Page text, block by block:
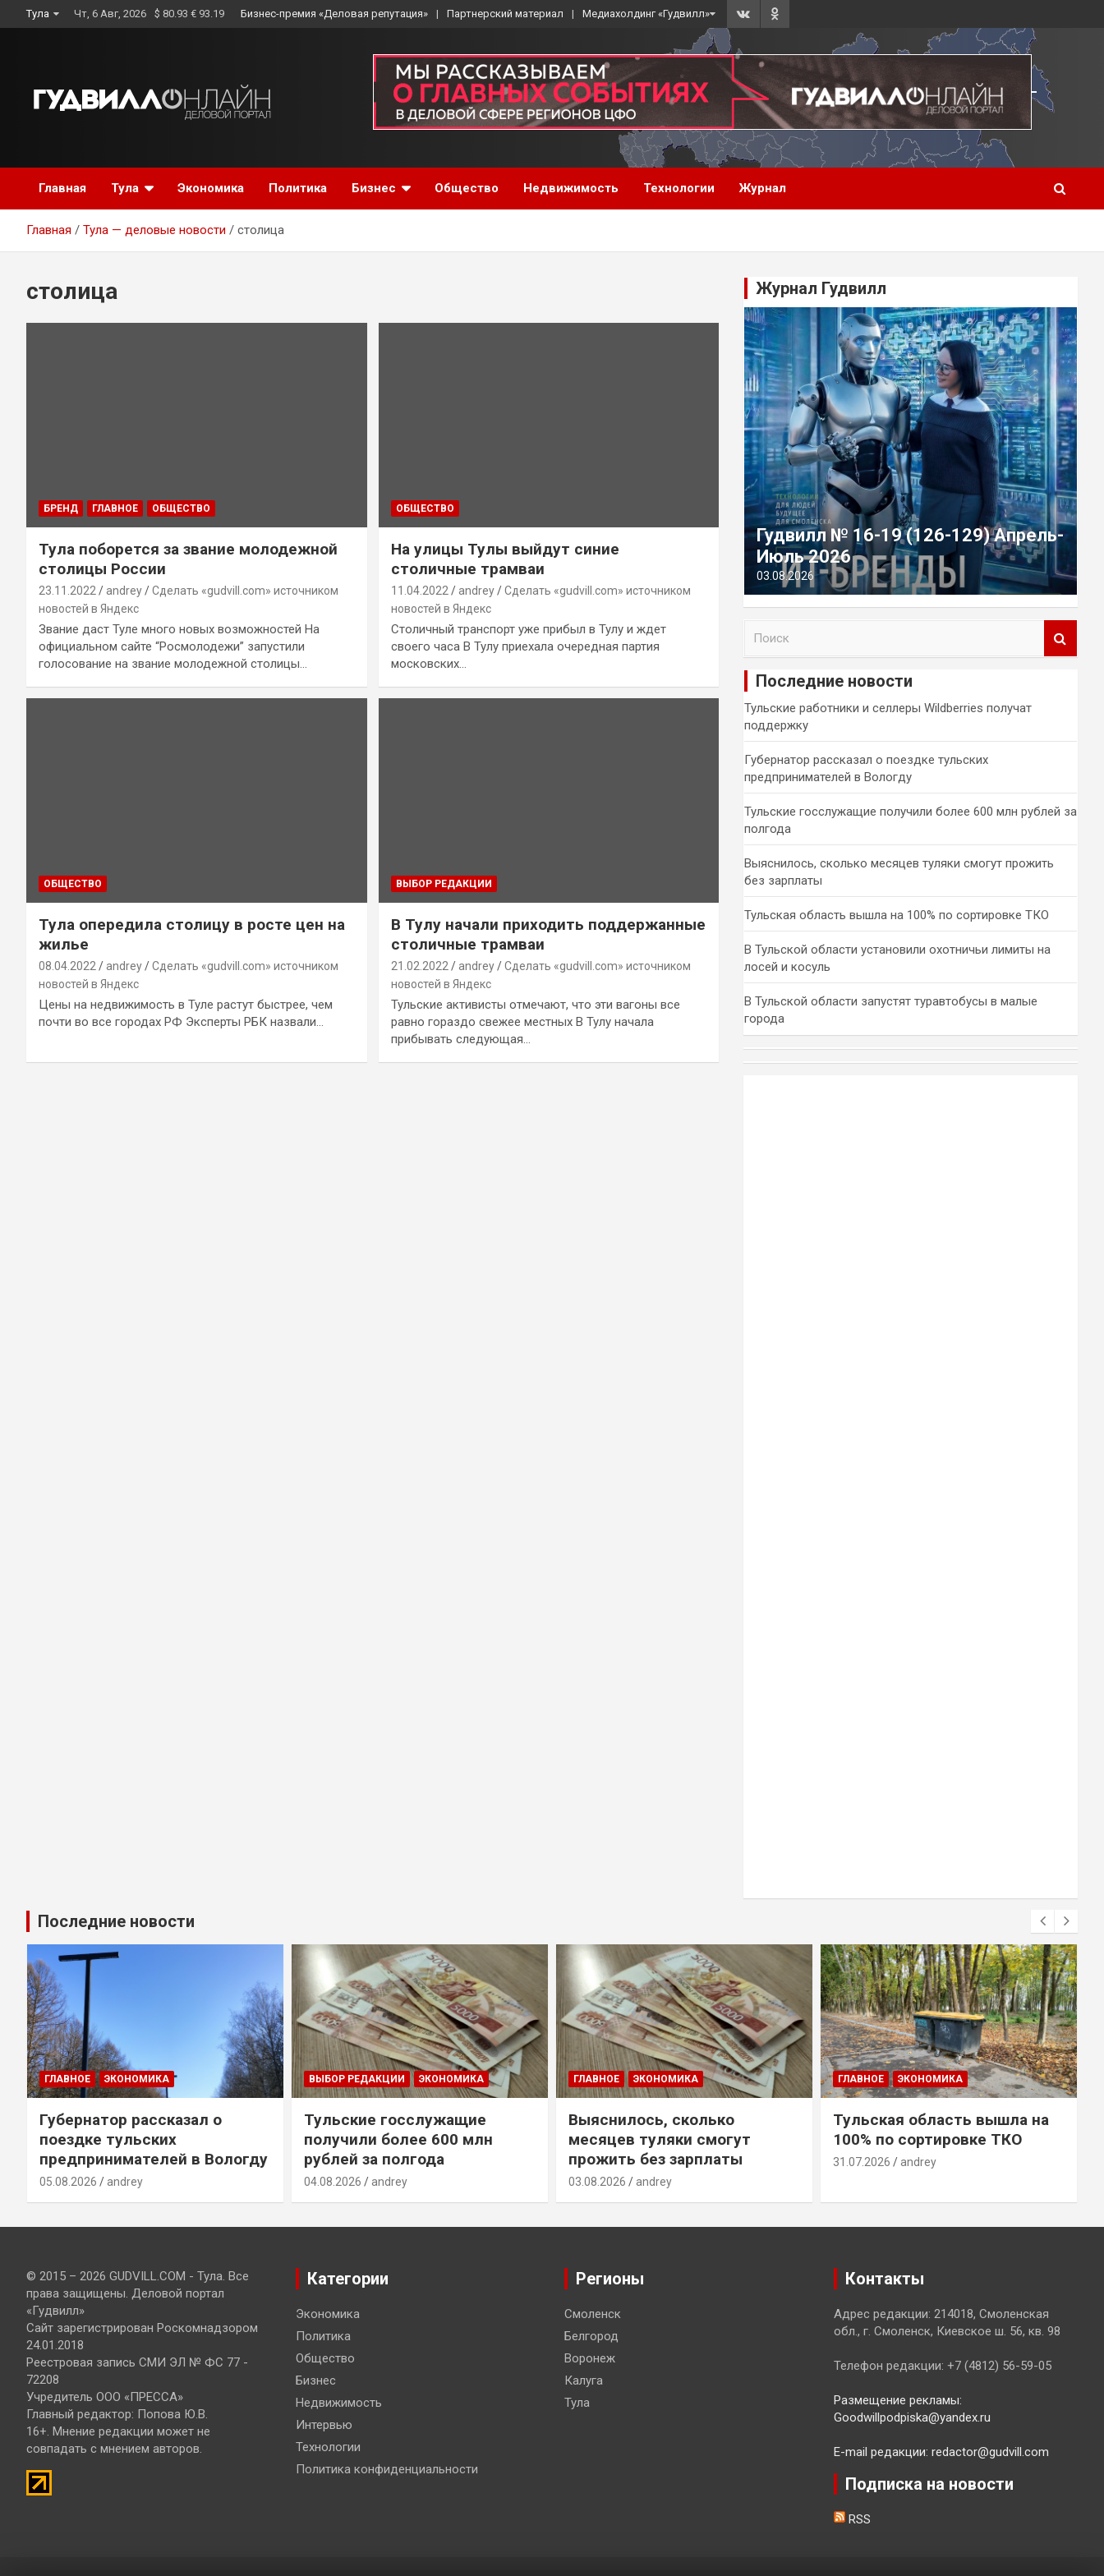
to
Тула Чт, 6 Авг, 2026 $ 80.93 € 93.19 Бизнес-премия «Деловая репутация» Партнерский материал Медиахолдинг «Гудвилл»
Главная Тула Экономика Политика Бизнес Общество Недвижимость Технологии Журнал
Главная Тула — деловые новости столица
столица
БРЕНД ГЛАВНОЕ ОБЩЕСТВО
Тула поборется за звание молодежной
столицы России
23.11.2022 andrey
Сделать «gudvill.com» источником
новостей в Яндекс
Звание даст Туле много новых возможностей На
официальном сайте “Росмолодежи” запустили
голосование на звание молодежной столицы…
ОБЩЕСТВО
На улицы Тулы выйдут синие
столичные трамваи
11.04.2022 andrey
Сделать «gudvill.com» источником
новостей в Яндекс
Столичный транспорт уже прибыл в Тулу и ждет
своего часа В Тулу приехала очередная партия
московских…
ОБЩЕСТВО
Тула опередила столицу в росте цен на
жилье
08.04.2022 andrey
Сделать «gudvill.com» источником
новостей в Яндекс
Цены на недвижимость в Туле растут быстрее, чем
почти во все городах РФ Эксперты РБК назвали…
ВЫБОР РЕДАКЦИИ
В Тулу начали приходить поддержанные
столичные трамваи
21.02.2022 andrey
Сделать «gudvill.com» источником
новостей в Яндекс
Тульские активисты отмечают, что эти вагоны все
равно гораздо свежее местных В Тулу начала
прибывать следующая…
Журнал Гудвилл
Гудвилл № 16-19 (126-129) Апрель-
Июль 2026
03.08.2026
и
Последние новости
Тульские работники и селлеры Wildberries получат
поддержку
Губернатор рассказал о поездке тульских
предпринимателей в Вологду
Тульские госслужащие получили более 600 млн рублей за
полгода
Выяснилось, сколько месяцев туляки смогут прожить
без зарплаты
Тульская область вышла на 100% по сортировке ТКО
В Тульской области установили охотничьи лимиты на
лосей и косуль
В Тульской области запустят туравтобусы в малые
города
Последние новости
ГЛАВНОЕ ЭКОНОМИКА
Губернатор рассказал о
поездке тульских
предпринимателей в Вологду
05.08.2026 andrey
ВЫБОР РЕДАКЦИИ ЭКОНОМИКА
Тульские госслужащие
получили более 600 млн
рублей за полгода
04.08.2026 andrey
ГЛАВНОЕ ЭКОНОМИКА
Выяснилось, сколько
месяцев туляки смогут
прожить без зарплаты
03.08.2026 andrey
ГЛАВНОЕ ЭКОНОМИКА
Тульская область вышла на
100% по сортировке ТКО
31.07.2026 andrey
© 2015 – 2026 GUDVILL.COM - Тула. Все
права защищены. Деловой портал
«Гудвилл»
Сайт зарегистрирован Роскомнадзором
24.01.2018
Реестровая запись СМИ ЭЛ № ФС 77 -
72208
Учредитель ООО «ПРЕССА»
Главный редактор: Попова Ю.В.
16+. Мнение редакции может не
совпадать с мнением авторов.
Категории
Экономика
Политика
Общество
Бизнес
Недвижимость
Интервью
Технологии
Политика конфиденциальности
Регионы
Смоленск
Белгород
Воронеж
Калуга
Тула
Контакты
Адрес редакции: 214018, Смоленская
обл., г. Смоленск, Киевское ш. 56, кв. 98
Телефон редакции: +7 (4812) 56-59-05
Размещение рекламы:
Goodwillpodpiska@yandex.ru
E-mail редакции: redactor@gudvill.com
Подписка на новости
RSS